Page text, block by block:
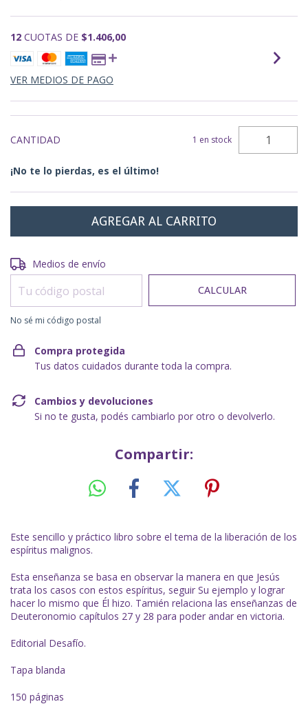
12 CUOTAS DE $1.406,00
VER MEDIOS DE PAGO
CANTIDAD 1 en stock
¡No te lo pierdas, es el último!
Entregas para el CP:
Medios de envío
CALCULAR
No sé mi código postal
Compra protegida
Tus datos cuidados durante toda la compra.
Cambios y devoluciones
Si no te gusta, podés cambiarlo por otro o devolverlo.
Compartir:
Este sencillo y práctico libro sobre el tema de la liberación de los
espíritus malignos.
Esta enseñanza se basa en observar la manera en que Jesús
trata los casos con estos espíritus, seguir Su ejemplo y lograr
hacer lo mismo que Él hizo. Tamién relaciona las enseñanzas de
Deuteronomio capítulos 27 y 28 para poder andar en victoria.
Editorial Desafío.
Tapa blanda
150 páginas